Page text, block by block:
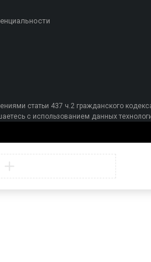
статьи 437 ч.2 гражданского
с использованием данных